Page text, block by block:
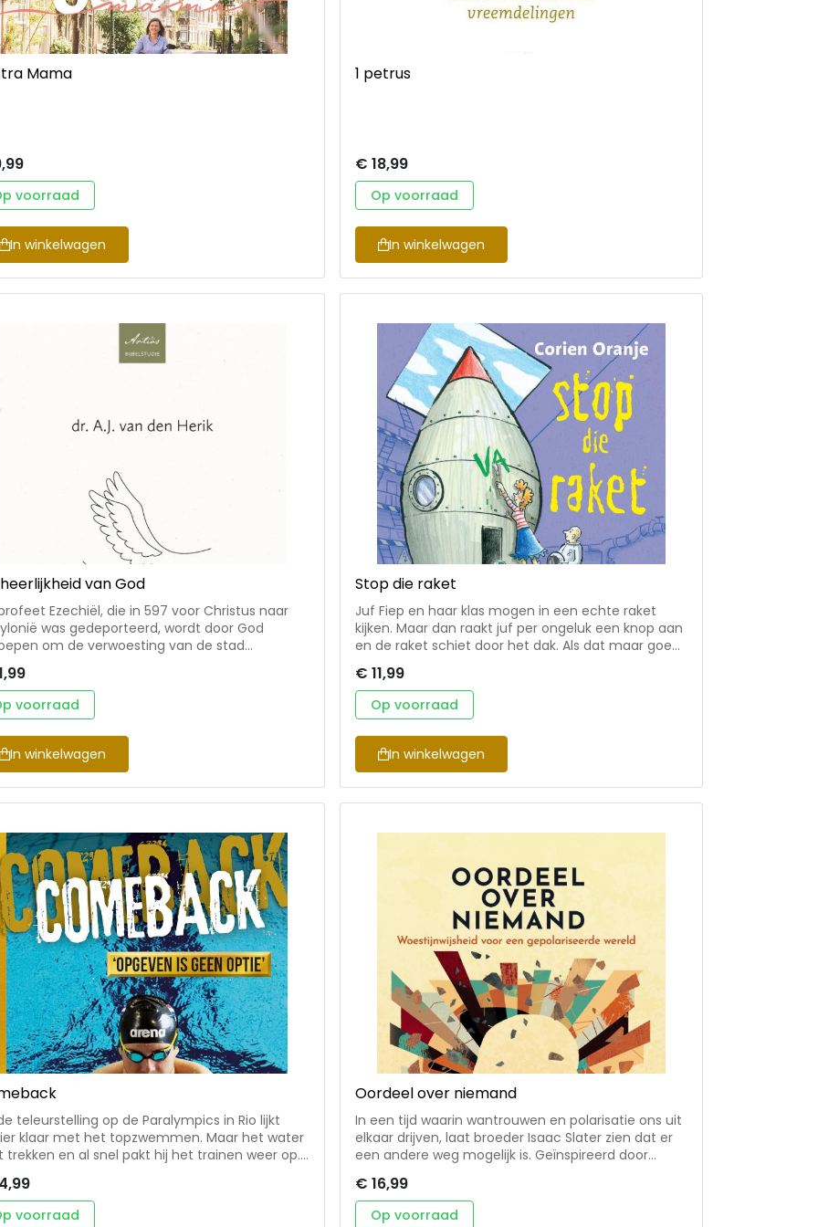
Mama
voorraad
In winkelwagen
1 petrus
€ 18,99
Op voorraad
In winkelwagen
van God
Ezechiël, die in 597 voor Christus naar
was gedeporteerd, wordt door God
om de verwoesting van de stad
worden we deelgenoot van het
dat God Zijn volk straft, maar hen ook redt,
en tot glorie brengt. In dit boek brengt ds.
den Herik de boodschap en actuele betekenis
dit fascinerende bijbelboek dichterbij. • 8
over het bijbelboek Ezechiël • goed
voor kringen in de gemeente • met
en liedsuggesties Ds. A.J. van den
en deeltijds gastdocent aan de
Theologische Faculteit in Leuven.
diende hij de gemeenten van Moordrecht,
Hoevelaken en Moerkapelle.
voorraad
In winkelwagen
Stop die raket
Juf Fiep en haar klas mogen in een echte raket
kijken. Maar dan raakt juf per ongeluk een knop aan
en de raket schiet door het dak. Als dat maar goed
ruimtevaartavontuur • voor beginnende lezers in
groep 3 (en 4) • met achterin informatie over hoe
je in een raket slaapt, eet, je wast, enz. Corien
Oranje en Marja Meijer werken al meer dan tien jaar
samen aan de verhalen over juf Fiep en haar klas
op AVI-3/4 niveau.
€ 11,99
Op voorraad
In winkelwagen
teleurstelling op de Paralympics in Rio lijkt
klaar met het topzwemmen. Maar het water
trekken en al snel pakt hij het trainen weer op.
para – wint hij goud! Het voelt als een
Tot het noodlot opnieuw toeslaat. Een
voorraad
Oordeel over niemand
In een tijd waarin wantrouwen en polarisatie ons uit
elkaar drijven, laat broeder Isaac Slater zien dat er
een andere weg mogelijk is. Geïnspireerd door
deze houding een genezend antwoord kan zijn voor
een wereld - en een kerk - die verdeeld raakt. Slater
€ 16,99
Op voorraad